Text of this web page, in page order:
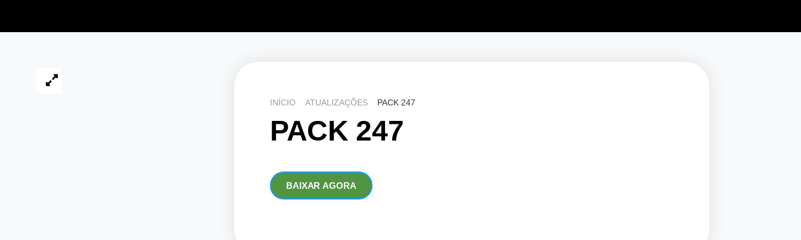
INÍCIO ATUALIZAÇÕES PACK 247
PACK 247
BAIXAR AGORA